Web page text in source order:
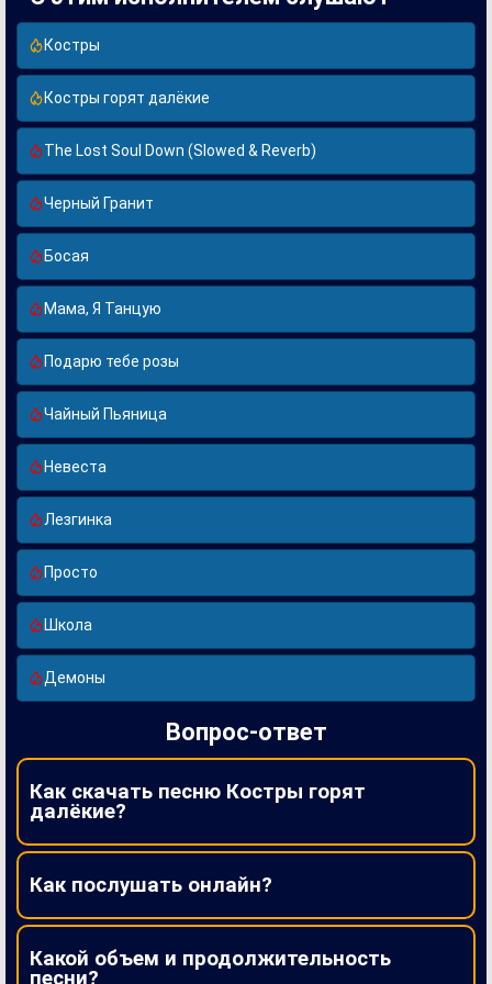
Костры
Костры горят далёкие
The Lost Soul Down (Slowed & Reverb)
Черный Гранит
Босая
Мама, Я Танцую
Подарю тебе розы
Чайный Пьяница
Невеста
Лезгинка
Просто
Школа
Демоны
Вопрос-ответ
Как скачать песню Костры горят
далёкие?
Как послушать онлайн?
Какой объем и продолжительность
песни?